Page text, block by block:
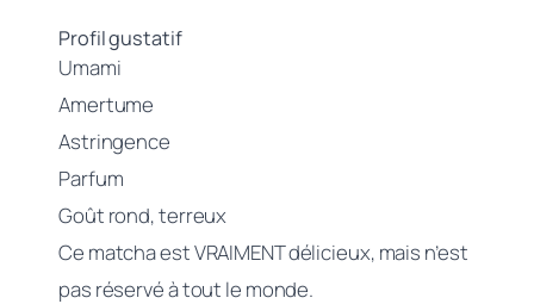
Profil gustatif
Umami
Amertume
Astringence
Parfum
Goût rond, terreux
Ce matcha est VRAIMENT délicieux, mais n’est
pas réservé à tout le monde.